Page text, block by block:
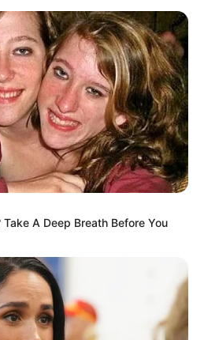
Wojtek, Beruang
A Deep Breath Before You